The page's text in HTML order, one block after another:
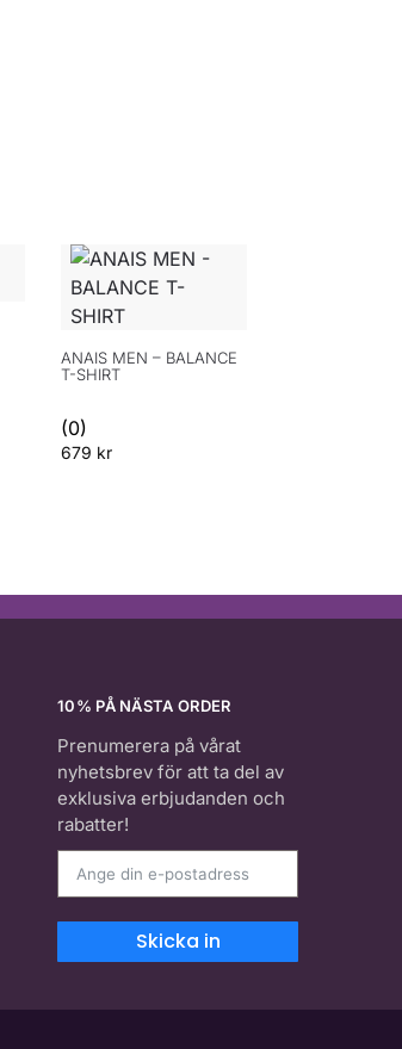
ANAIS MEN – BALANCE
T-SHIRT
(0)
679 kr
10% PÅ NÄSTA ORDER
Prenumerera på vårat
nyhetsbrev för att ta del av
exklusiva erbjudanden och
rabatter!
Skicka in